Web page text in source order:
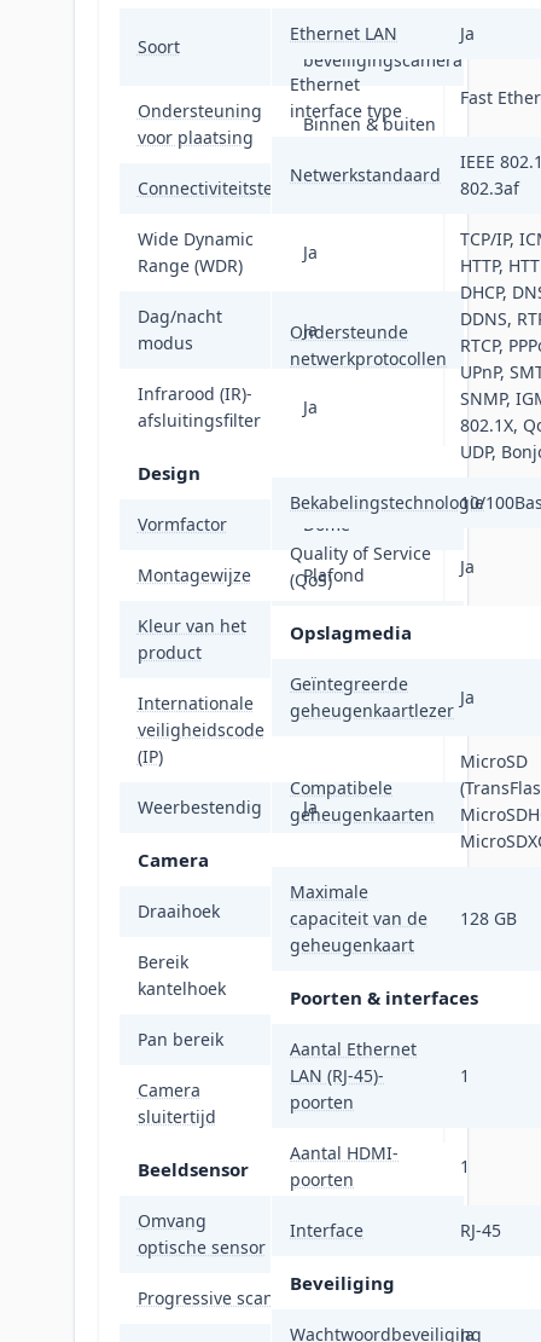
Soort
IP-
beveiligingscamera
Ondersteuning
voor plaatsing
Binnen & buiten
Connectiviteitstechnologie
Bedraad
Wide Dynamic
Range (WDR)
Ja
Dag/nacht
modus
Ja
Infrarood (IR)-
afsluitingsfilter
Ja
Design
Vormfactor Dome
Montagewijze Plafond
Kleur van het
product
Wit
Internationale
veiligheidscode
(IP)
Weerbestendig Ja
Camera
Draaihoek 355°
Bereik
kantelhoek
Pan bereik 0 - 355°
Camera
sluitertijd
1 - 1/100000 s
Beeldsensor
Omvang
optische sensor
25,4 / 1,8 mm (1 /
1.8")
Progressive scan Ja
Ethernet LAN Ja
Ethernet
interface type
Fast
Netwerkstandaard
IEEE
802.3af
Ondersteunde
netwerkprotocollen
TCP/IP,
HTTP,
DHCP,
DDNS,
RTCP,
UPnP,
SNMP,
802.1X,
UDP,
Bekabelingstechnologie
10/
Quality of Service
(QoS)
Ja
Opslagmedia
Geïntegreerde
geheugenkaartlezer
Ja
Compatibele
geheugenkaarten
MicroSD
Maximale
capaciteit van de
geheugenkaart
128 GB
Poorten & interfaces
Aantal Ethernet
LAN (RJ-45)-
poorten
1
Aantal HDMI-
poorten
1
Interface RJ-45
Beveiliging
Wachtwoordbeveiliging
Ja